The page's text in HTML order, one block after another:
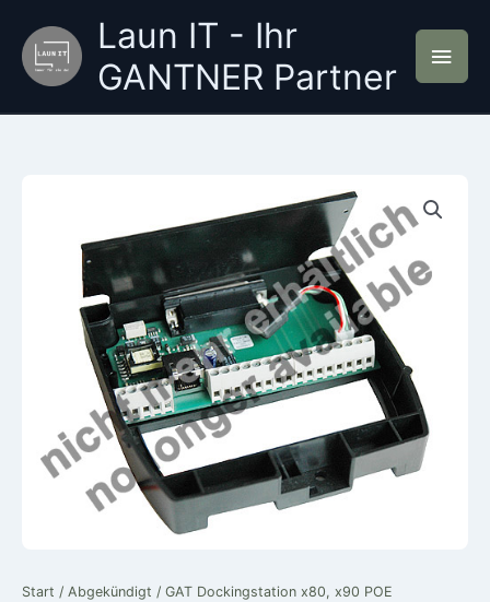
Inhalt
springen
Laun IT - Ihr
GANTNER Partner
Start / Abgekündigt / GAT Dockingstation x80, x90 POE